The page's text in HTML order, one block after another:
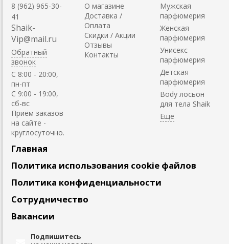
8 (962) 965-30-
41
Shaik-
Vip@mail.ru
Обратный
звонок
C 8:00 - 20:00,
пн-пт
С 9:00 - 19:00,
сб-вс
Приём заказов
на сайте -
круглосуточно.
О магазине
Доставка /
Оплата
Скидки / Акции
Отзывы
Контакты
Мужская
парфюмерия
Женская
парфюмерия
Унисекс
парфюмерия
Детская
парфюмерия
Body лосьон
для тела Shaik
Главная
Политика использования cookie файлов
Политика конфиденциальности
Сотрудничество
Вакансии
Подпишитесь